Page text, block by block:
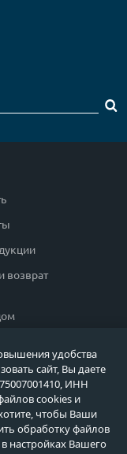
возврат
двери
двери
удобства
сайт, Вы даете
ИНН
cookies и
чтобы Ваши
обработку файлов
настройках Вашего